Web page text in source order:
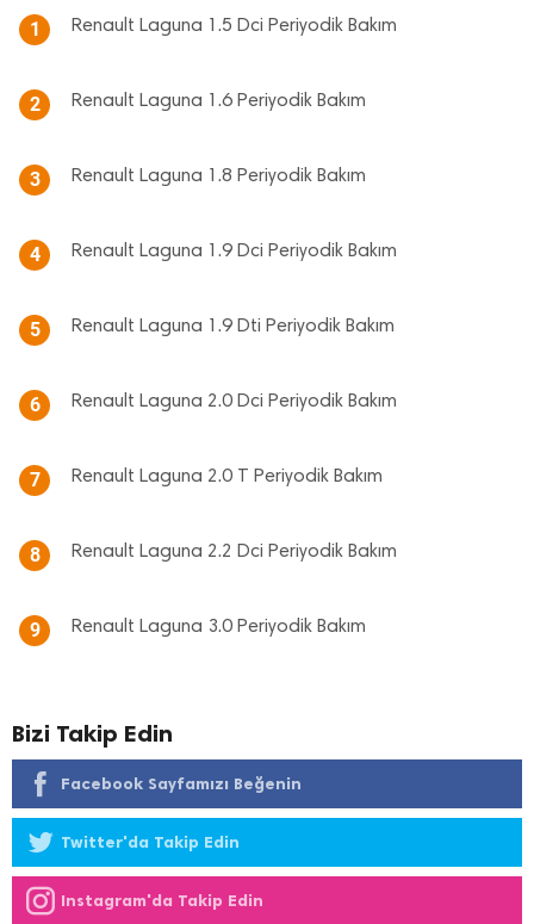
1 Renault Laguna 1.5 Dci Periyodik Bakım
2 Renault Laguna 1.6 Periyodik Bakım
3 Renault Laguna 1.8 Periyodik Bakım
4 Renault Laguna 1.9 Dci Periyodik Bakım
5 Renault Laguna 1.9 Dti Periyodik Bakım
6 Renault Laguna 2.0 Dci Periyodik Bakım
7 Renault Laguna 2.0 T Periyodik Bakım
8 Renault Laguna 2.2 Dci Periyodik Bakım
9 Renault Laguna 3.0 Periyodik Bakım
Bizi Takip Edin
Facebook Sayfamızı Beğenin
Twitter'da Takip Edin
Instagram'da Takip Edin